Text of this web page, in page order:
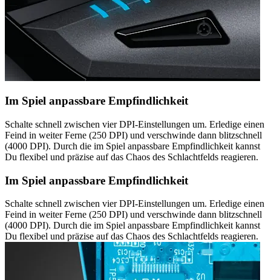
Im Spiel anpassbare Empfindlichkeit
Schalte schnell zwischen vier DPI-Einstellungen um. Erledige einen
Feind in weiter Ferne (250 DPI) und verschwinde dann blitzschnell
(4000 DPI). Durch die im Spiel anpassbare Empfindlichkeit kannst
Du flexibel und präzise auf das Chaos des Schlachtfelds reagieren.
Im Spiel anpassbare Empfindlichkeit
Schalte schnell zwischen vier DPI-Einstellungen um. Erledige einen
Feind in weiter Ferne (250 DPI) und verschwinde dann blitzschnell
(4000 DPI). Durch die im Spiel anpassbare Empfindlichkeit kannst
Du flexibel und präzise auf das Chaos des Schlachtfelds reagieren.